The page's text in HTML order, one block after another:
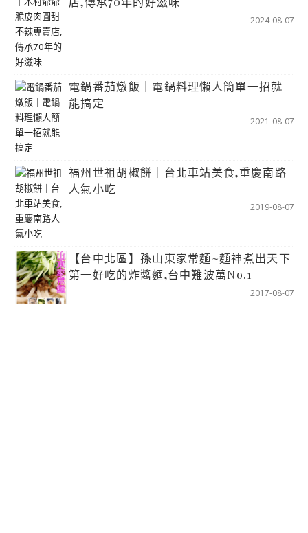
2024-08-07
電鍋番茄燉飯｜電鍋料理懶人簡單一招就
能搞定
2021-08-07
福州世祖胡椒餅｜台北車站美食,重慶南路
人氣小吃
2019-08-07
【台中北區】孫山東家常麵~麵神煮出天下
第一好吃的炸醬麵,台中難波萬No.1
2017-08-07